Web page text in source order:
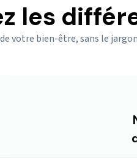
les
votre bien-être, sans le